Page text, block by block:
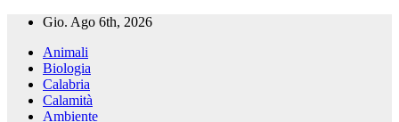
Salta
contenuto
Gio. Ago 6th, 2026
Animali
Biologia
Calabria
Calamità
Ambiente